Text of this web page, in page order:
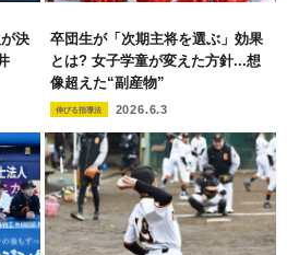
決
卒団生が「次期主将を選ぶ」効果
とは? 女子学童が変えた方針...想
像超えた“副産物”
伸びる指導法 2026.6.3